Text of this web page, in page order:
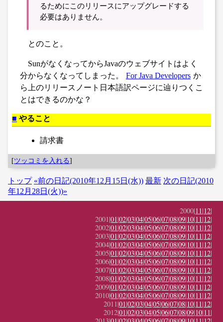
るためにこのリリースにアップグレードする
必要はありません。
とのこと。
SunがなくなってからJavaのウェブサイトはよく
分からなくなってしまった。
For Java Developers か
ら上のリリースノート日本語訳ページに辿りつくこ
とはできるのかな？
■ やること
請求書
[ツッコミを入れる]
トップ «前の日記(2010年12月15日(水)) 最新 次の日記(2010
年12月28日(火))»
2000|11|12|
2001|01|02|03|04|05|06|07|08|09|10|11|12|
2002|01|02|03|04|05|06|07|08|09|10|11|12|
2003|01|02|03|04|05|06|07|08|09|10|11|12|
2004|01|02|03|04|05|06|07|08|09|10|11|12|
2005|01|02|03|04|05|06|07|08|09|10|11|12|
2006|01|02|03|04|05|06|07|08|09|10|11|12|
2007|01|02|03|04|05|06|07|08|09|10|11|12|
2008|01|02|03|04|05|06|07|08|09|10|11|12|
2009|01|02|03|04|05|06|07|08|09|10|11|12|
2010|01|02|03|04|05|06|07|08|09|10|11|12|
2011|01|02|03|04|05|06|07|08|10|11|12|
2012|01|02|03|04|05|06|07|08|09|10|11|